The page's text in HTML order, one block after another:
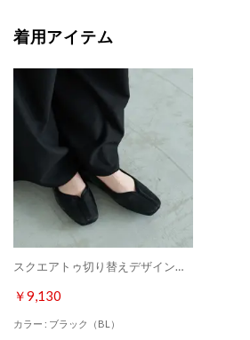
着用アイテム
スクエアトゥ切り替えデザインフラットパンプス （ブラック）
￥9,130
カラー : ブラック（BL）